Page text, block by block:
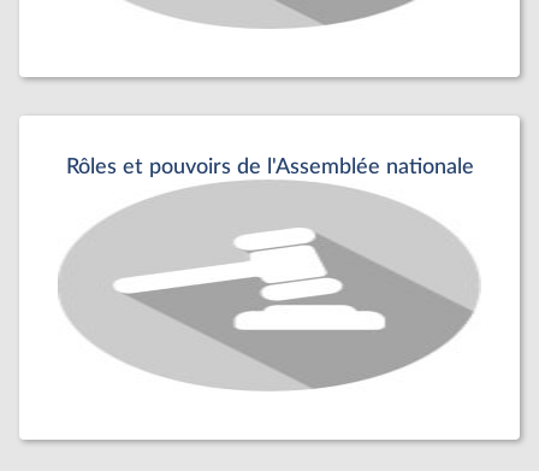
Rôles et pouvoirs de l'Assemblée nationale